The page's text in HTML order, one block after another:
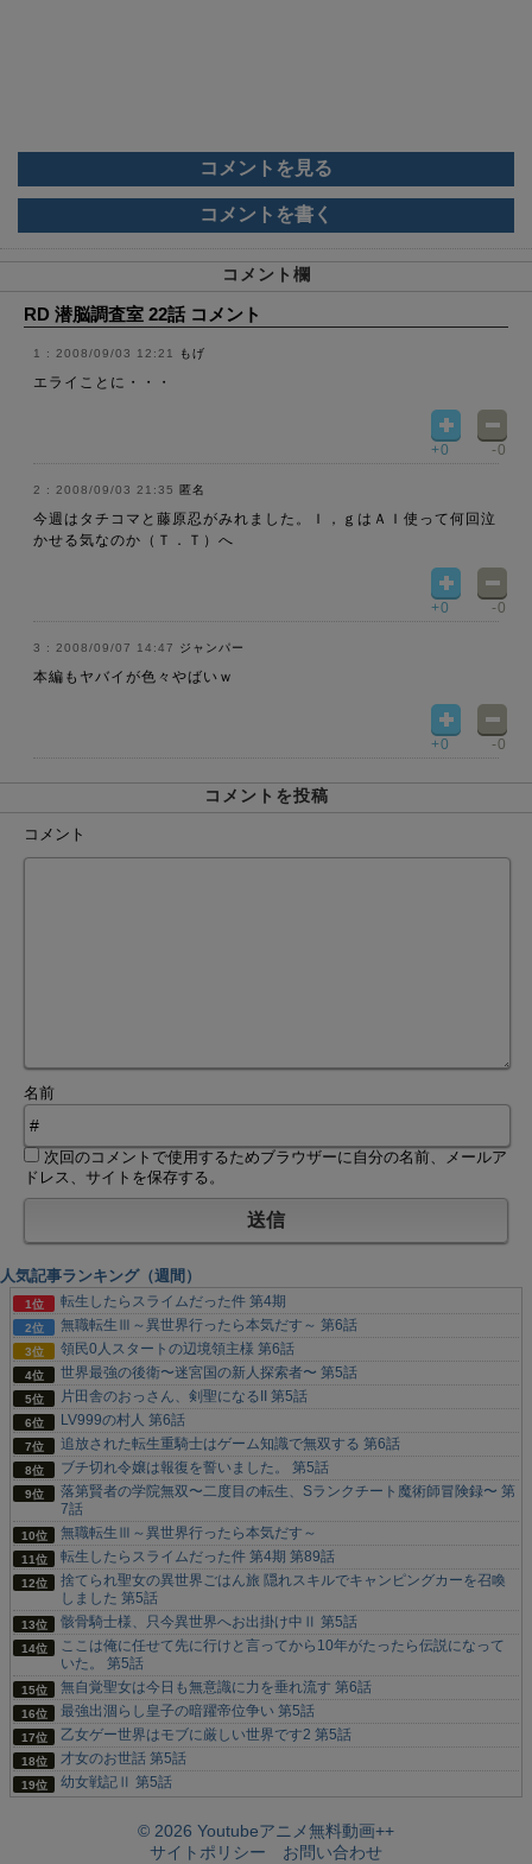
コメントを見る
コメントを書く
コメント欄
RD 潜脳調査室 22話 コメント
2008/09/03 12:21 もげ
エライことに・・・
+0 -0
2008/09/03 21:35 匿名
今週はタチコマと藤原忍がみれました。Ｉ，ｇはＡＩ使って何回泣
かせる気なのか（Ｔ．Ｔ）へ
+0 -0
2008/09/07 14:47 ジャンパー
本編もヤバイが色々やばいｗ
+0 -0
コメントを投稿
コメント
名前
次回のコメントで使用するためブラウザーに自分の名前、メールア
ドレス、サイトを保存する。
人気記事ランキング（週間）
転生したらスライムだった件 第4期
無職転生Ⅲ～異世界行ったら本気だす～ 第6話
領民0人スタートの辺境領主様 第6話
世界最強の後衛〜迷宮国の新人探索者〜 第5話
片田舎のおっさん、剣聖になるII 第5話
LV999の村人 第6話
追放された転生重騎士はゲーム知識で無双する 第6話
ブチ切れ令嬢は報復を誓いました。 第5話
落第賢者の学院無双〜二度目の転生、Sランクチート魔術師冒険録〜 第
7話
無職転生Ⅲ～異世界行ったら本気だす～
転生したらスライムだった件 第4期 第89話
捨てられ聖女の異世界ごはん旅 隠れスキルでキャンピングカーを召喚
しました 第5話
骸骨騎士様、只今異世界へお出掛け中Ⅱ 第5話
ここは俺に任せて先に行けと言ってから10年がたったら伝説になって
いた。 第5話
無自覚聖女は今日も無意識に力を垂れ流す 第6話
最強出涸らし皇子の暗躍帝位争い 第5話
乙女ゲー世界はモブに厳しい世界です2 第5話
才女のお世話 第5話
幼女戦記Ⅱ 第5話
© 2026 Youtubeアニメ無料動画++
サイトポリシー
お問い合わせ